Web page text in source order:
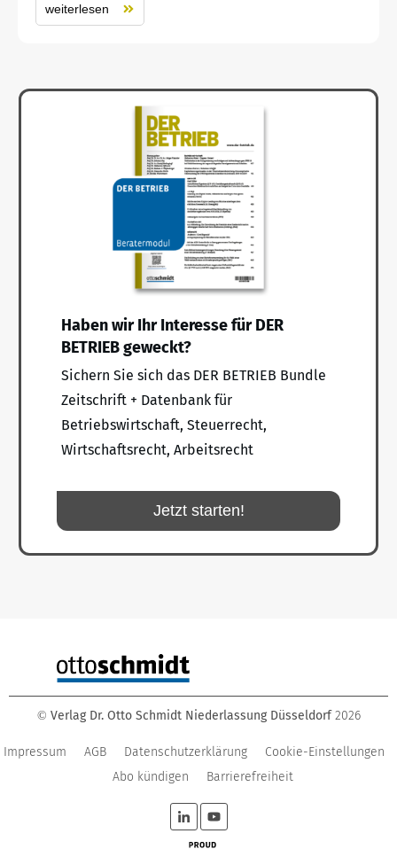
weiterlesen
Haben wir Ihr Interesse für DER
BETRIEB geweckt?
Sichern Sie sich das DER BETRIEB Bundle
Zeitschrift + Datenbank für
Betriebswirtschaft, Steuerrecht,
Wirtschaftsrecht, Arbeitsrecht
Jetzt starten!
© Verlag Dr. Otto Schmidt Niederlassung Düsseldorf 2026
Impressum AGB Datenschutzerklärung
Cookie-Einstellungen
Abo kündigen
Barrierefreiheit